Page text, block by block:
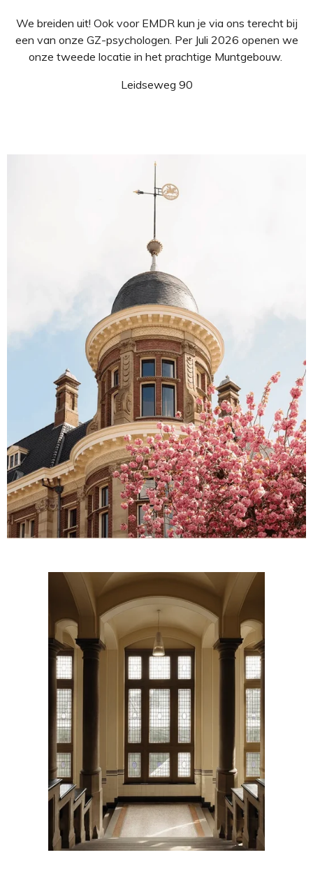
We breiden uit! Ook voor EMDR kun je via ons terecht bij
een van onze GZ-psychologen. Per Juli 2026 openen we
onze tweede locatie in het prachtige Muntgebouw.
Leidseweg 90